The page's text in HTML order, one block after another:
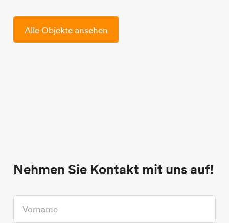
Alle Objekte ansehen
Nehmen Sie Kontakt mit uns auf!